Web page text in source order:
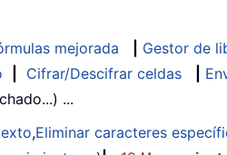
mejorada Gestor de
Cifrar/Descifrar celdas
...
,Eliminar caracteres